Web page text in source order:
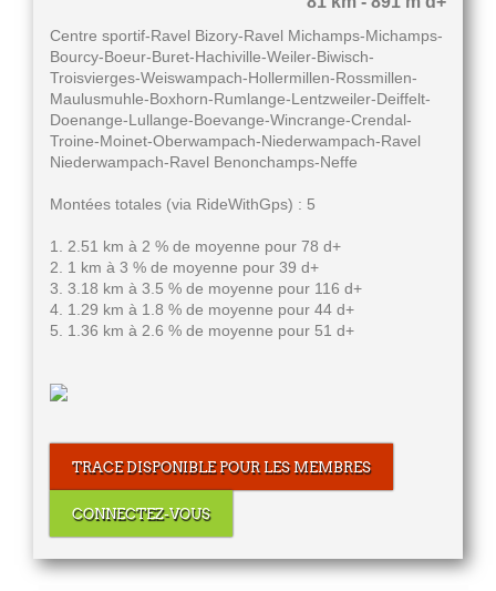
Centre sportif-Ravel Bizory-Ravel Michamps-Michamps-
Bourcy-Boeur-Buret-Hachiville-Weiler-Biwisch-
Troisvierges-Weiswampach-Hollermillen-Rossmillen-
Maulusmuhle-Boxhorn-Rumlange-Lentzweiler-Deiffelt-
Doenange-Lullange-Boevange-Wincrange-Crendal-
Troine-Moinet-Oberwampach-Niederwampach-Ravel
Niederwampach-Ravel Benonchamps-Neffe
Montées totales (via RideWithGps) : 5
1. 2.51 km à 2 % de moyenne pour 78 d+
2. 1 km à 3 % de moyenne pour 39 d+
3. 3.18 km à 3.5 % de moyenne pour 116 d+
4. 1.29 km à 1.8 % de moyenne pour 44 d+
5. 1.36 km à 2.6 % de moyenne pour 51 d+
TRACE DISPONIBLE POUR LES MEMBRES
CONNECTEZ-VOUS